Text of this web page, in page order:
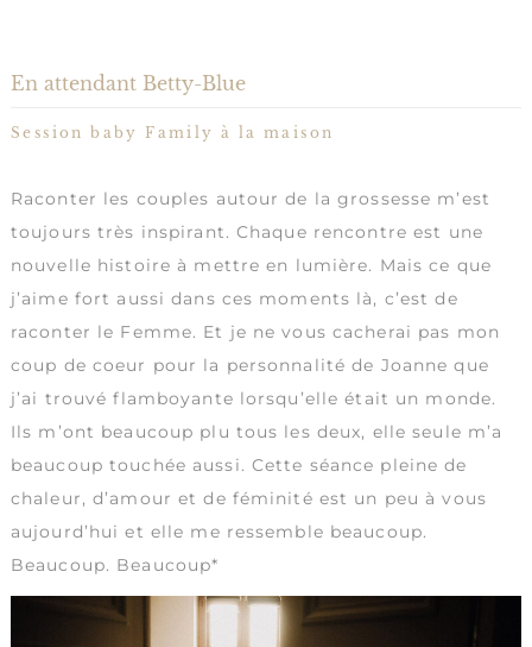
En attendant Betty-Blue
Session baby Family à la maison
Raconter les couples autour de la grossesse m’est
toujours très inspirant. Chaque rencontre est une
nouvelle histoire à mettre en lumière. Mais ce que
j’aime fort aussi dans ces moments là, c’est de
raconter le Femme. Et je ne vous cacherai pas mon
coup de coeur pour la personnalité de Joanne que
j’ai trouvé flamboyante lorsqu’elle était un monde.
Ils m’ont beaucoup plu tous les deux, elle seule m’a
beaucoup touchée aussi. Cette séance pleine de
chaleur, d’amour et de féminité est un peu à vous
aujourd’hui et elle me ressemble beaucoup.
Beaucoup. Beaucoup*